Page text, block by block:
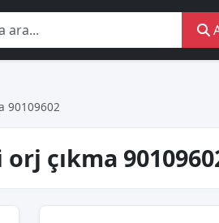
90109602
çıkma